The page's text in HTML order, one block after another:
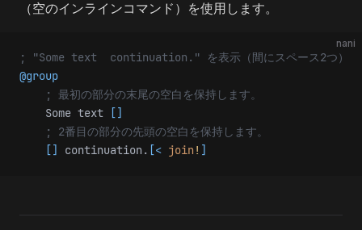
（空のインラインコマンド）を使用します。
nani
; "Some text  continuation." を表示（間にスペース2つ）
@group
    ; 最初の部分の末尾の空白を保持します。
    Some text
[]
    ; 2番目の部分の先頭の空白を保持します。
    []
continuation. [< join! ]